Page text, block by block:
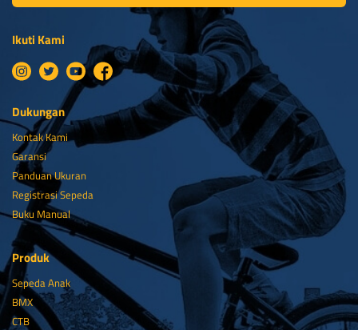
Ikuti Kami
Dukungan
Kontak Kami
Garansi
Panduan Ukuran
Registrasi Sepeda
Buku Manual
Produk
Sepeda Anak
BMX
CTB